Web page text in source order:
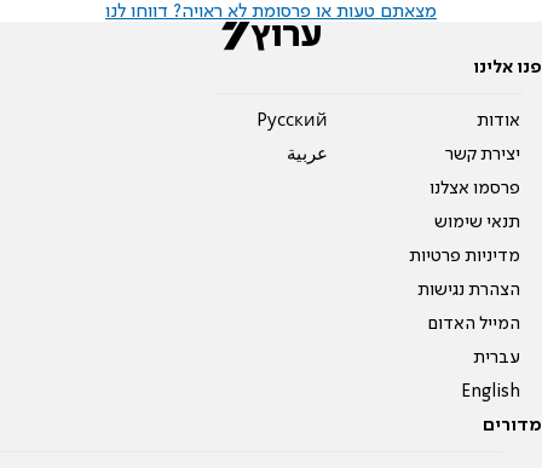
מצאתם טעות או פרסומת לא ראויה? דווחו לנו
פנו אלינו
אודות
יצירת קשר
פרסמו אצלנו
תנאי שימוש
מדיניות פרטיות
הצהרת נגישות
המייל האדום
עברית
English
Pусский
عربية
מדורים